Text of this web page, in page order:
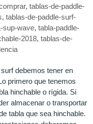
, tablas-de-paddle-
, tablas-de-paddle-surf-
sup-wave, tabla-paddle-
2018, tablas-de-
debemos tener en
primero que tenemos
hinchable o rígida. Si
almacenar o transportar
tabla que sea hinchable.